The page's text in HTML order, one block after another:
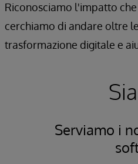
Riconosciamo l'impatto
cerchiamo di andare oltre
trasformazione digitale e
Serviamo i